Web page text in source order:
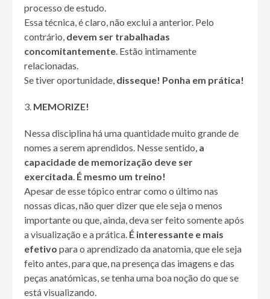
processo de estudo.
Essa técnica, é claro, não exclui a anterior. Pelo
contrário, devem ser trabalhadas
concomitantemente. Estão intimamente
relacionadas.
Se tiver oportunidade, disseque! Ponha em prática!
MEMORIZE!
Nessa disciplina há uma quantidade muito grande de
nomes a serem aprendidos. Nesse sentido, a
capacidade de memorização deve ser
exercitada. É mesmo um treino!
Apesar de esse tópico entrar como o último nas
nossas dicas, não quer dizer que ele seja o menos
importante ou que, ainda, deva ser feito somente após
a visualização e a prática. É interessante e mais
efetivo para o aprendizado da anatomia, que ele seja
feito antes, para que, na presença das imagens e das
peças anatómicas, se tenha uma boa noção do que se
está visualizando.